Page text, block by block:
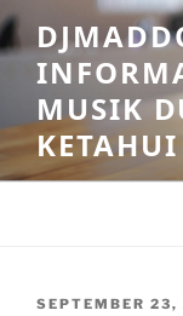
Skip
to
content
MUSIK
KETAHUI
POSTED
SEPTEMBER